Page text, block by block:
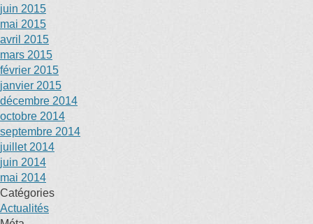
juin 2015
mai 2015
avril 2015
mars 2015
février 2015
janvier 2015
décembre 2014
octobre 2014
septembre 2014
juillet 2014
juin 2014
mai 2014
Catégories
Actualités